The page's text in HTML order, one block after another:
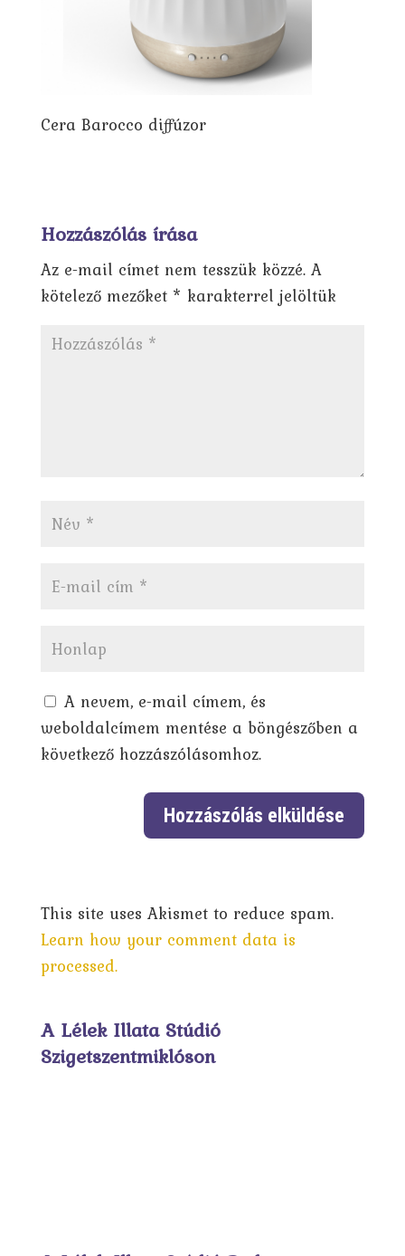
Cera Barocco diffúzor
Hozzászólás írása
Az e-mail címet nem tesszük közzé. A
kötelező mezőket * karakterrel jelöltük
A nevem, e-mail címem, és
weboldalcímem mentése a böngészőben a
következő hozzászólásomhoz.
This site uses Akismet to reduce spam.
Learn how your comment data is
processed.
A Lélek Illata Stúdió
Szigetszentmiklóson